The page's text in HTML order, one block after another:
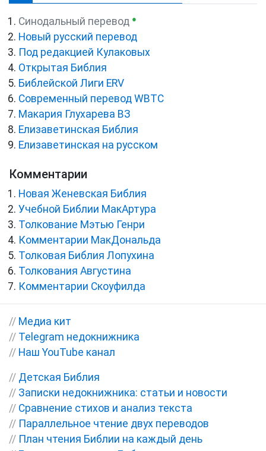
Синодальный перевод ●
Новый русский перевод
Под редакцией Кулаковых
Открытая Библия
Библейской Лиги ERV
Cовременный перевод WBTC
Макария Глухарева ВЗ
Елизаветинская Библия
Елизаветинская на русском
Комментарии
Новая Женевская Библия
Учебной Библии МакАртура
Толкование Мэтью Генри
Комментарии МакДональда
Толковая Библия Лопухина
Толкования Августина
Комментарии Скоуфилда
// Медиа кит
// Telegram недокнижника
// Наш YouTube канал
// Детская Библия
// Записки недокнижника: статьи и новости
// Сравнение стихов и анализ текста
// Параллельное чтение двух переводов
// План чтения Библии на каждый день